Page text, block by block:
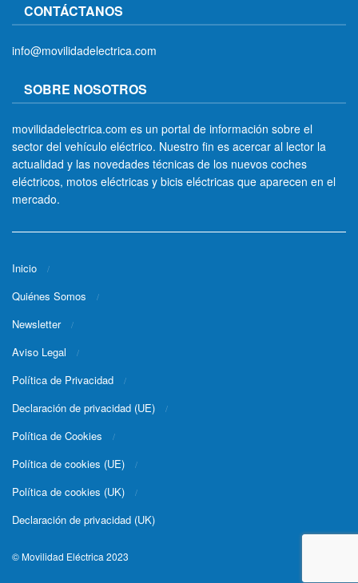
CONTÁCTANOS
info@movilidadelectrica.com
SOBRE NOSOTROS
movilidadelectrica.com es un portal de información sobre el
sector del vehículo eléctrico. Nuestro fin es acercar al lector la
actualidad y las novedades técnicas de los nuevos coches
eléctricos, motos eléctricas y bicis eléctricas que aparecen en el
mercado.
Inicio
Quiénes Somos
Newsletter
Aviso Legal
Política de Privacidad
Declaración de privacidad (UE)
Política de Cookies
Política de cookies (UE)
Política de cookies (UK)
Declaración de privacidad (UK)
© Movilidad Eléctrica 2023